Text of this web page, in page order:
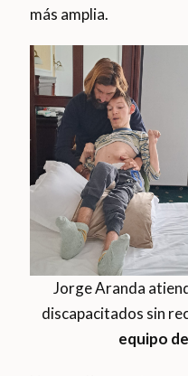
más amplia.
Jorge Aranda
discapacitados sin
equipo